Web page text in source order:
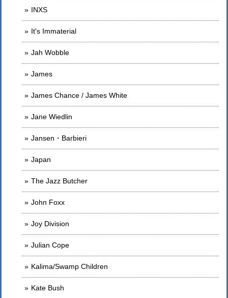
INXS
It's Immaterial
Jah Wobble
James
James Chance / James White
Jane Wiedlin
Jansen・Barbieri
Japan
The Jazz Butcher
John Foxx
Joy Division
Julian Cope
Kalima/Swamp Children
Kate Bush